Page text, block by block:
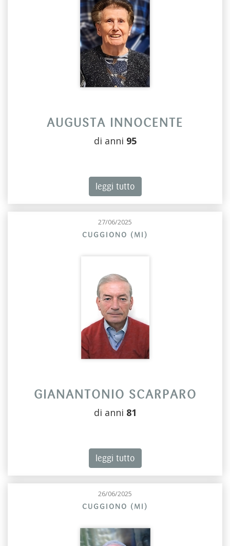
AUGUSTA INNOCENTE
di anni 95
leggi tutto
27/06/2025
CUGGIONO (MI)
GIANANTONIO SCARPARO
di anni 81
leggi tutto
26/06/2025
CUGGIONO (MI)